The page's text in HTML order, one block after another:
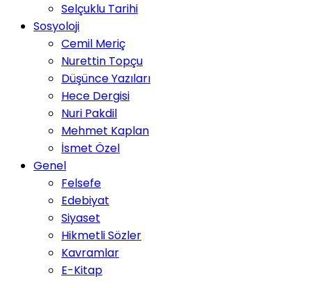
Selçuklu Tarihi
Sosyoloji
Cemil Meriç
Nurettin Topçu
Düşünce Yazıları
Hece Dergisi
Nuri Pakdil
Mehmet Kaplan
İsmet Özel
Genel
Felsefe
Edebiyat
Siyaset
Hikmetli Sözler
Kavramlar
E-Kitap